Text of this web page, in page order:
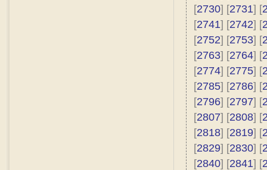
[2730] [2731] [
[2741] [2742] [
[2752] [2753] [
[2763] [2764] [
[2774] [2775] [
[2785] [2786] [
[2796] [2797] [
[2807] [2808] [
[2818] [2819] [
[2829] [2830] [
[2840] [2841] [